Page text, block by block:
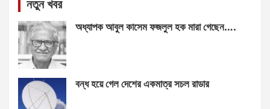
নতুন খবর
অধ্যাপক আবুল কাসেম ফজলুল হক মারা গেছেন….
বন্ধ হয়ে গেল দেশের একমাত্র সচল রাডার